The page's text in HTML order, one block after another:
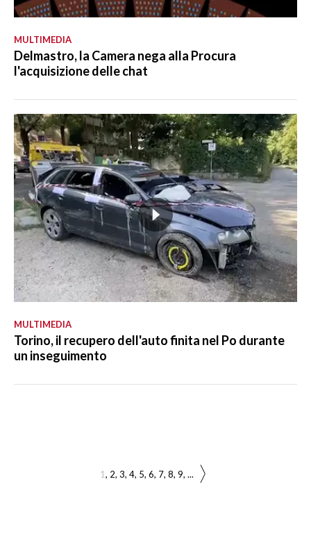
MULTIMEDIA
Delmastro, la Camera nega alla Procura
l'acquisizione delle chat
MULTIMEDIA
Torino, il recupero dell'auto finita nel Po durante
un inseguimento
1 2 3 4 5 6 7 8 9 ...